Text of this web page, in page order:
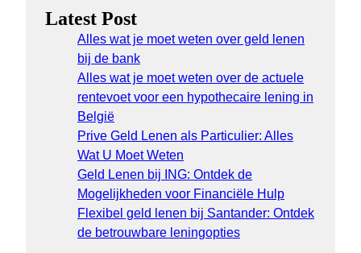
Latest Post
Alles wat je moet weten over geld lenen
bij de bank
Alles wat je moet weten over de actuele
rentevoet voor een hypothecaire lening in
België
Prive Geld Lenen als Particulier: Alles
Wat U Moet Weten
Geld Lenen bij ING: Ontdek de
Mogelijkheden voor Financiële Hulp
Flexibel geld lenen bij Santander: Ontdek
de betrouwbare leningopties